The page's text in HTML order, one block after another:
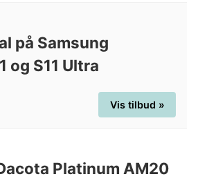
på Samsung
og S11 Ultra
Vis tilbud »
Platinum AM20